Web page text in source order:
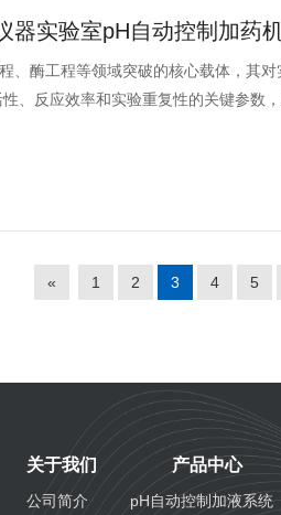
、酶工程等领域突破的核心载体，其
、反应效率和实验重复性的关键参数
« 1 2 3 4 5
关于我们
公司简介
产品中心
pH自动控制加液系统